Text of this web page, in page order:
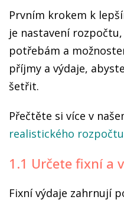
Prvním krokem k
je nastavení
potřebám a
příjmy a výdaje,
šetřit.
Přečtěte si více v
realistického rozpočtu
1.1 Určete fixní a
Fixní výdaje zahrnují